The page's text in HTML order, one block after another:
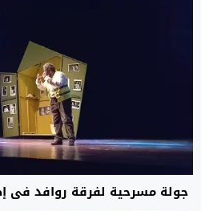
جولة مسرحية لفرقة روافد في